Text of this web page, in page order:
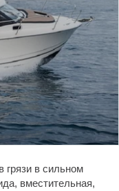
грязи в сильном
вместительная,